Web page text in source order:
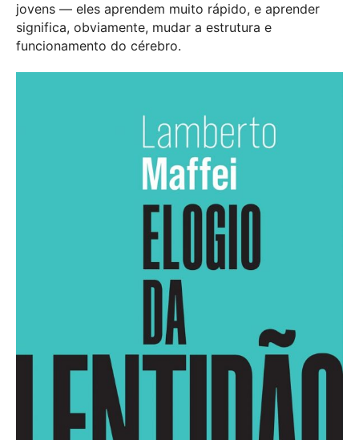
jovens — eles aprendem muito rápido, e aprender
significa, obviamente, mudar a estrutura e
funcionamento do cérebro.